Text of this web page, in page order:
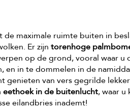
de maximale ruimte buiten in
Er zijntorenhoge
op de grond, vooral waar u
en in te dommelen in de
genieten van vers gegrilde
eethoek in de buitenlucht, waar u
eilandbries inademt!